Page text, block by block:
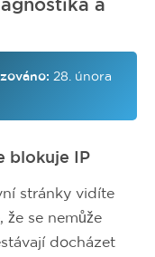
a
28. února
blokuje IP
stránky vidíte
se nemůže
docházet